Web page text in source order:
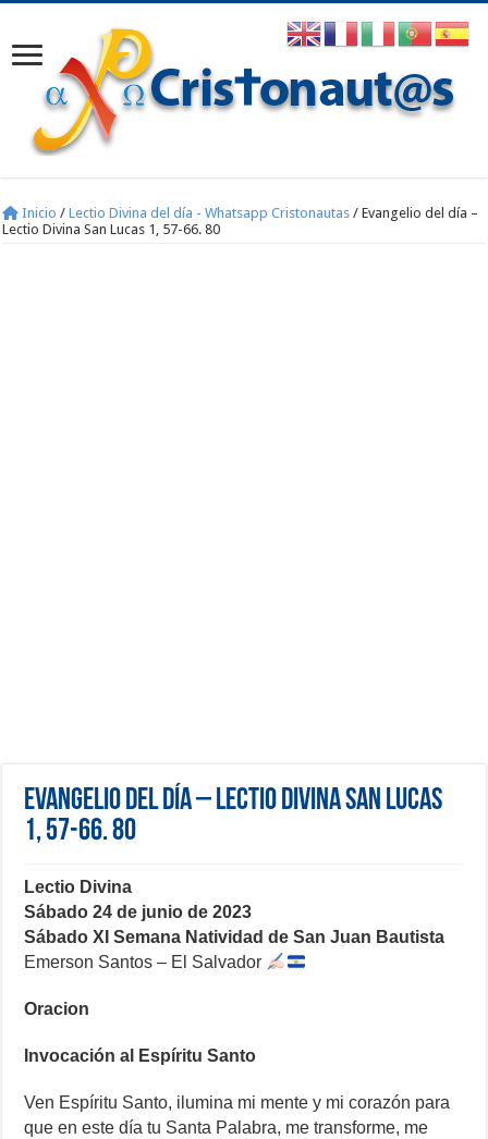
Inicio / Lectio Divina del día - Whatsapp Cristonautas / Evangelio del día –
Lectio Divina San Lucas 1, 57-66. 80
Evangelio del día – Lectio Divina San Lucas
1, 57-66. 80
Lectio Divina
Sábado 24 de junio de 2023
Sábado XI Semana Natividad de San Juan Bautista
Emerson Santos – El Salvador
Oracion
Invocación al Espíritu Santo
Ven Espíritu Santo, ilumina mi mente y mi corazón para
que en este día tu Santa Palabra, me transforme, me